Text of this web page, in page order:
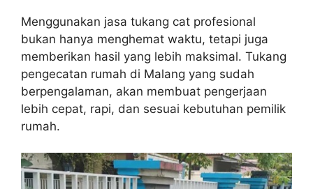
Menggunakan jasa tukang cat profesional
bukan hanya menghemat waktu, tetapi juga
memberikan hasil yang lebih maksimal. Tukang
pengecatan rumah di Malang yang sudah
berpengalaman, akan membuat pengerjaan
lebih cepat, rapi, dan sesuai kebutuhan pemilik
rumah.